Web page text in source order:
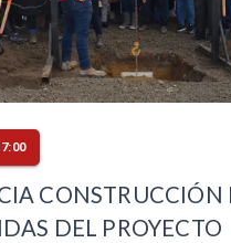
CONSTRUCCIÓN
DEL PROYECTO